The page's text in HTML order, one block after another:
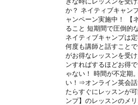
か？ ネイティブキャン
ャンペーン実施中！ 【
ること 短期間で圧倒的
ネイティブキャンプは
何度も講師と話すこと
がお得なレッスンを受
ンすればするほどお得
ゃない！ 時間が不定期
い！⇒オンライン英会
たらすぐにレッスンが
ンプ】のレッスンのメ